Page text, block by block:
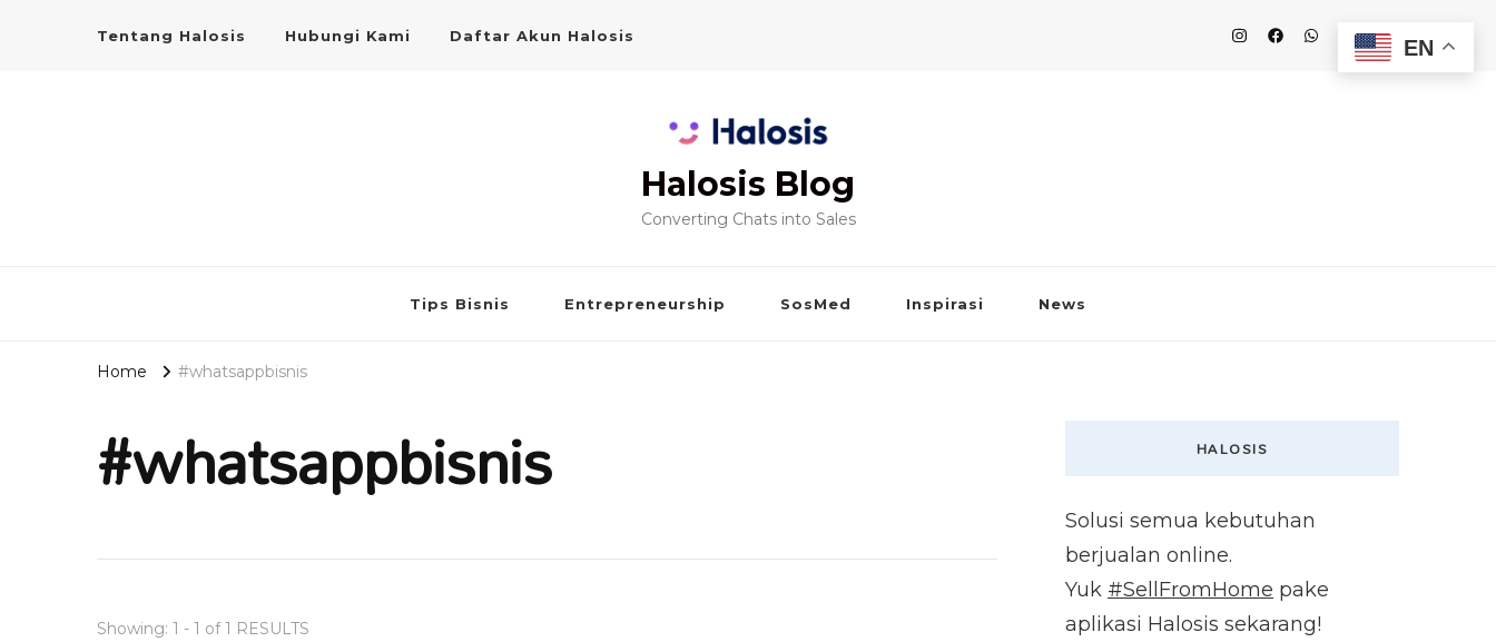
Tentang Halosis Hubungi Kami Daftar Akun Halosis
Halosis Blog
Converting Chats into Sales
Tips Bisnis Entrepreneurship SosMed Inspirasi News
Home #whatsappbisnis
#whatsappbisnis
Showing: 1 - 1 of 1 RESULTS
HALOSIS
Solusi semua kebutuhan
berjualan online.
Yuk #SellFromHome pake
aplikasi Halosis sekarang!
EN